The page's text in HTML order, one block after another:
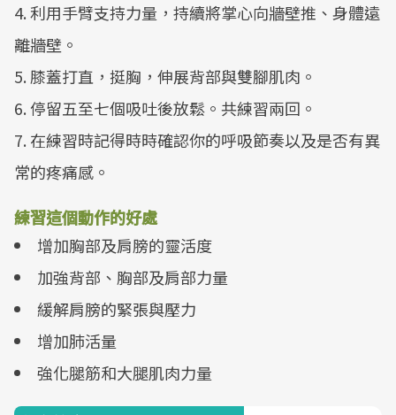
4. 利用手臂支持力量，持續將掌心向牆壁推、身體遠
離牆壁。
5. 膝蓋打直，挺胸，伸展背部與雙腳肌肉。
6. 停留五至七個吸吐後放鬆。共練習兩回。
7. 在練習時記得時時確認你的呼吸節奏以及是否有異
常的疼痛感。
練習這個動作的好處
增加胸部及肩膀的靈活度
加強背部、胸部及肩部力量
緩解肩膀的緊張與壓力
增加肺活量
強化腿筋和大腿肌肉力量